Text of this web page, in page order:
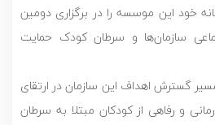
خود این موسسه را در برگزاری دومین
سازمان‌ها و سرطان کودک حمایت
گسترش اهداف این سازمان در ارتقای
و رفاهی از کودکان مبتلا به سرطان